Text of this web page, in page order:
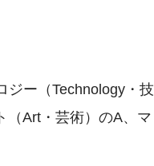
ジー（Technology・技
（Art・芸術）のA、マ